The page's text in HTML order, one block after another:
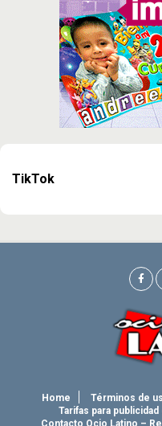
TikTok
Home Términos de
Tarifas para